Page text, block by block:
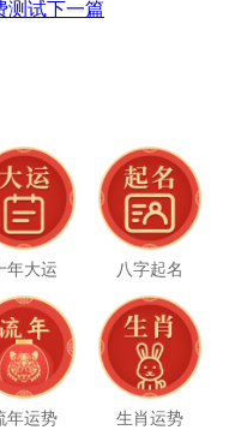
测试下一篇
年大运 八字起名
年运势 生肖运势